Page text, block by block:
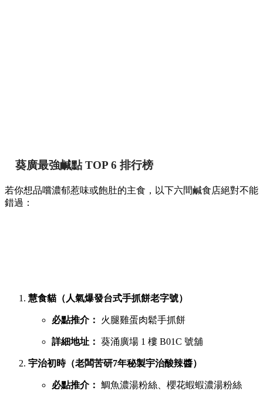
葵廣最強鹹點 TOP 6 排行榜
若你想品嚐濃郁惹味或飽肚的主食，以下六間鹹食店絕對不能
錯過：
慧食貓（人氣爆發台式手抓餅老字號）
必點推介： 火腿雞蛋肉鬆手抓餅
詳細地址： 葵涌廣場 1 樓 B01C 號舖
宇治初時（老闆苦研7年秘製宇治酸辣醬）
必點推介： 鯛魚濃湯粉絲、櫻花蝦蝦濃湯粉絲